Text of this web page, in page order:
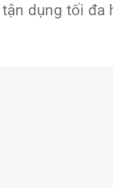
dụng tối